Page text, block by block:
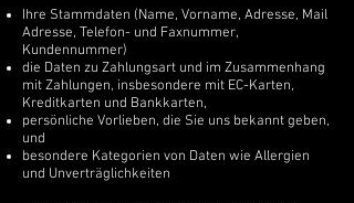
Ihre Stammdaten (Name, Vorname, Adresse, Mail
Adresse, Telefon- und Faxnummer,
Kundennummer)
die Daten zu Zahlungsart und im Zusammenhang
mit Zahlungen, insbesondere mit EC-Karten,
Kreditkarten und Bankkarten,
persönliche Vorlieben, die Sie uns bekannt geben,
und
besondere Kategorien von Daten wie Allergien
und Unverträglichkeiten